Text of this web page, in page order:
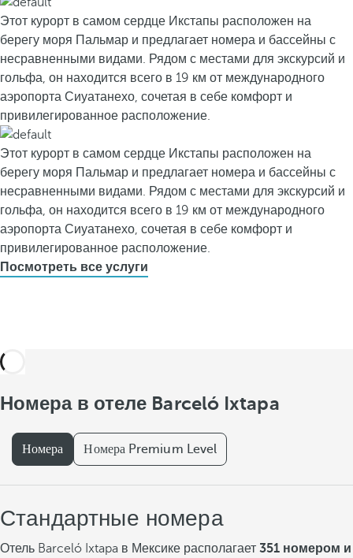
Этот курорт в самом сердце Икстапы расположен на
берегу моря Пальмар и предлагает номера и бассейны с
несравненными видами. Рядом с местами для экскурсий и
гольфа, он находится всего в 19 км от международного
аэропорта Сиуатанехо, сочетая в себе комфорт и
привилегированное расположение.
Этот курорт в самом сердце Икстапы расположен на
берегу моря Пальмар и предлагает номера и бассейны с
несравненными видами. Рядом с местами для экскурсий и
гольфа, он находится всего в 19 км от международного
аэропорта Сиуатанехо, сочетая в себе комфорт и
привилегированное расположение.
Посмотреть все услуги
Номера в отеле Barceló Ixtapa
Номера Номера Premium Level
Стандартные номера
Отель Barceló Ixtapa в Мексике располагает 351 номером и